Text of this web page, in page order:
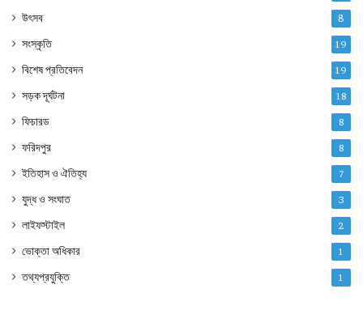
উৎসব 8
সংস্কৃতি 19
বিশেষ প্রতিবেদন 19
সড়ক দূর্ঘটনা 18
ফিচারড 8
ফরিদপুর 8
ইতিহাস ও ঐতিহ্য 7
যুদ্ধ ও সংঘাত 3
লাইফস্টাইল 2
ভোক্তা অধিকার 1
তথ্যপ্রযুক্তি 1